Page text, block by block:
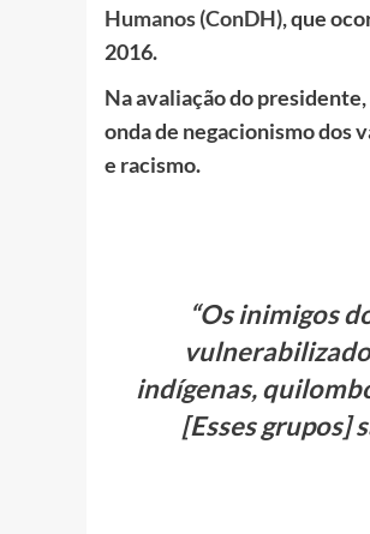
Humanos (ConDH), que
2016.
Na avaliação do
onda de negacionismo dos
e racismo.
“Os inimigos
indígenas,
[Esses grupos]